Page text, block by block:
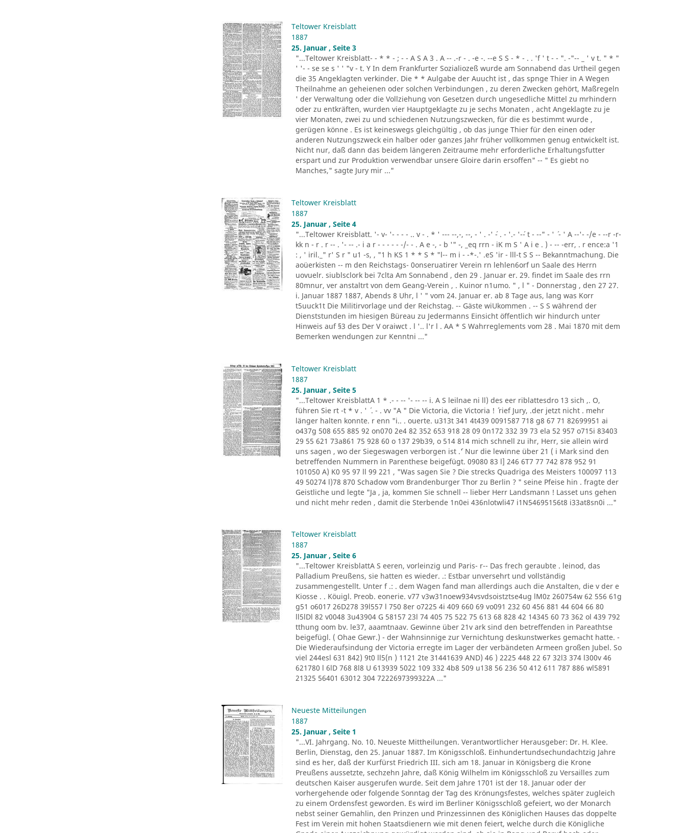
Teltower Kreisblatt
1887
25. Januar , Seite 3
"...Teltower Kreisblatt- - * * - ; - - A S A 3 . A -- .-r - . -e -. --e S S - * - . . 'f ' t - - ". -"-- _ ' v t. " * "
' '- - se se s ' ' "v - t. Y In dem Frankfurter Sozialiozeß wurde am Sonnabend das Urtheil gegen
die 35 Angeklagten verkinder. Die * * Aulgabe der Auucht ist , das spnge Thier in A Wegen
Theilnahme an geheienen oder solchen Verbindungen , zu deren Zwecken gehört, Maßregeln
' der Verwaltung oder die Vollziehung von Gesetzen durch ungesedliche Mittel zu mrhindern
oder zu entkräften, wurden vier Hauptgeklagte zu je sechs Monaten , acht Angeklagte zu je
vier Monaten, zwei zu und schiedenen Nutzungszwecken, für die es bestimmt wurde ,
gerügen könne . Es ist keineswegs gleichgültig , ob das junge Thier für den einen oder
anderen Nutzungszweck ein halber oder ganzes Jahr früher vollkommen genug entwickelt ist.
Nicht nur, daß dann das beidem längeren Zeitraume mehr erforderliche Erhaltungsfutter
erspart und zur Produktion verwendbar unsere Gloire darin ersoffen" -- " Es giebt no
Manches," sagte Jury mir ..."
Teltower Kreisblatt
1887
25. Januar , Seite 4
"...Teltower Kreisblatt. '- v- '- - - - .. v - . * ' --- --,-, --, - ' . -' ´- . - '.- '-´- t - --" - ' ´ - ' A --'- -/e - --r -r-
kk n - r . r -- . '- -- .- i a r - - - - - -/- - . A e -, - b '" -, _eq rrn - iK m S ' A i e . ) - -- -err, . r ence:a '1
: , ' iril._" r' S r " u1 -s, , "1 h KS 1 * * S * "l-- m i - -*-.' .eS 'ir - lll-t S S -- Bekanntmachung. Die
aoüerkisten -- m den Reichstags- 0onseruatirer Verein rn lehlen6orf un Saale des Herrn
uovuelr. siublsclork bei 7clta Am Sonnabend , den 29 . Januar er. 29. findet im Saale des rrn
80mnur, ver anstaltrt von dem Geang-Verein , . Kuinor n1umo. " , l " - Donnerstag , den 27 27.
i. Januar 1887 1887, Abends 8 Uhr, l ' " vom 24. Januar er. ab 8 Tage aus, lang was Korr
t5uuck1t Die Militirvorlage und der Reichstag. -- Gäste wiUkommen . -- S S während der
Dienststunden im hiesigen Büreau zu Jedermanns Einsicht öffentlich wir hindurch unter
Hinweis auf §3 des Der V oraiwct . l '.. l'r l . AA * S Wahrreglements vom 28 . Mai 1870 mit dem
Bemerken wendungen zur Kenntni ..."
Teltower Kreisblatt
1887
25. Januar , Seite 5
"...Teltower KreisblattA 1 * .- - -- '- -- -- i. A S leilnae ni ll) des eer riblattesdro 13 sich ,. O,
führen Sie rt -t * v . ' ´ . - . vv "A " Die Victoria, die Victoria ! ´´ rief Jury, .der jetzt nicht . mehr
länger halten konnte. r enn "i.. . ouerte. u313t 341 4t439 0091587 718 g8 67 71 82699951 ai
o437g 508 655 885 92 on070 2e4 82 352 653 918 28 09 0n172 332 39 73 ela 52 957 o715i 83403
29 55 621 73a861 75 928 60 o 137 29b39, o 514 814 mich schnell zu ihr, Herr, sie allein wird
uns sagen , wo der Siegeswagen verborgen ist .´' Nur die lewinne über 21 ( i Mark sind den
betreffenden Nummern in Parenthese beigefügt. 09080 83 l] 246 6T7 77 742 878 952 91
101050 A) K0 95 97 ll 99 221 , "Was sagen Sie ? Die strecks Quadriga des Meisters 100097 113
49 50274 l)78 870 Schadow vom Brandenburger Thor zu Berlin ? " seine Pfeise hin . fragte der
Geistliche und legte "Ja , ja, kommen Sie schnell -- lieber Herr Landsmann ! Lasset uns gehen
und nicht mehr reden , damit die Sterbende 1n0ei 436nlotwli47 i1N54695156t8 i33at8sn0i ..."
Teltower Kreisblatt
1887
25. Januar , Seite 6
"...Teltower KreisblattA S eeren, vorleinzig und Paris- r-- Das frech geraubte . leinod, das
Palladium Preußens, sie hatten es wieder. .: Estbar unversehrt und vollständig
zusammengestellt. Unter f .: . dem Wagen fand man allerdings auch die Anstalten, die v der e
Kiosse . . Köuigl. Preob. eonerie. v77 v3w31noew934vsvdsoistztse4ug lM0z 260754w 62 556 61g
g51 o6017 26D278 39l557 l 750 8er o7225 4i 409 660 69 vo091 232 60 456 881 44 604 66 80
ll5lDl 82 v0048 3u43904 G 58157 23l 74 405 75 522 75 613 68 828 42 14345 60 73 362 ol 439 792
tthung oom bv. le37, aaamtnaav. Gewinne über 21v ark sind den betreffenden in Pareathtse
beigefügl. ( Ohae Gewr.) - der Wahnsinnige zur Vernichtung deskunstwerkes gemacht hatte. -
Die Wiederaufsindung der Victoria erregte im Lager der verbändeten Armeen großen Jubel. So
viel 244esl 631 842) 9t0 ll5(n ) 1121 2te 31441639 AND) 46 ) 2225 448 22 67 32l3 374 l300v 46
621780 l 6lD 768 8l8 U 613939 5022 109 332 4b8 509 u138 56 236 50 412 611 787 886 wl5891
21325 56401 63012 304 7222697399322A ..."
Neueste Mitteilungen
1887
25. Januar , Seite 1
"...VI. Jahrgang. No. 10. Neueste Mittheilungen. Verantwortlicher Herausgeber: Dr. H. Klee.
Berlin, Dienstag, den 25. Januar 1887. Im Königsschloß. Einhundertundsechundachtzig Jahre
sind es her, daß der Kurfürst Friedrich III. sich am 18. Januar in Königsberg die Krone
Preußens aussetzte, sechzehn Jahre, daß König Wilhelm im Königsschloß zu Versailles zum
deutschen Kaiser ausgerufen wurde. Seit dem Jahre 1701 ist der 18. Januar oder der
vorhergehende oder folgende Sonntag der Tag des Krönungsfestes, welches später zugleich
zu einem Ordensfest geworden. Es wird im Berliner Königsschloß gefeiert, wo der Monarch
nebst seiner Gemahlin, den Prinzen und Prinzessinnen des Königlichen Hauses das doppelte
Fest im Verein mit hohen Staatsdienern wie mit denen feiert, welche durch die Königliche